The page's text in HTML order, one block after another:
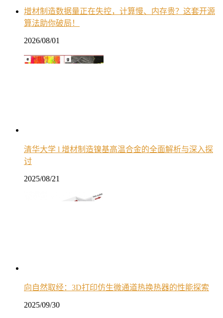
增材制造数据量正在失控，计算慢、内存贵？这套开源
算法助你破局！
2026/08/01
清华大学 l 增材制造镍基高温合金的全面解析与深入探
讨
2025/08/21
向自然取经：3D打印仿生微通道热换热器的性能探索
2025/09/30